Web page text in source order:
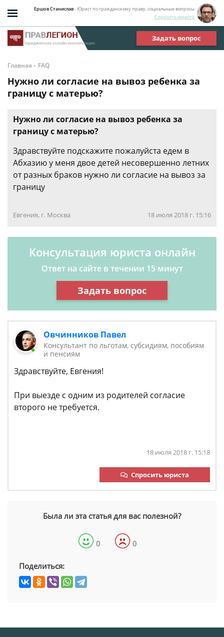
Ершов Станислав- Юрист по гражданскому праву, социальные вопросы
Спросить юриста
Задать вопрос
Главная - FAQ
Нужно ли согласие на вывоз ребенка за
границу с матерью?
Нужно ли согласие на вывоз ребенка за
границу с матерью?
Здравствуйте подскажите пожалуйста едем в
Абхазию у меня двое детей несовершенно летних
от разных браков нужно ли согласие на вывоз за
границу
Евгения, г. Москва 18 июля 2018 г. 15:16
Консультация юриста онлайн
Ответ на сайте в течении 15 минут
Задать вопрос
Овчинников Павел
Консультант по льготам, субсидиям, пособиям
и пенсиям
Здравствуйте, Евгения!
При выезде с одним из родителей согласие
второго не требуется.
18 июля 2018 г. 15:18
Спросить юриста
Была ли эта статья для вас полезной?
0 0
Поделиться: